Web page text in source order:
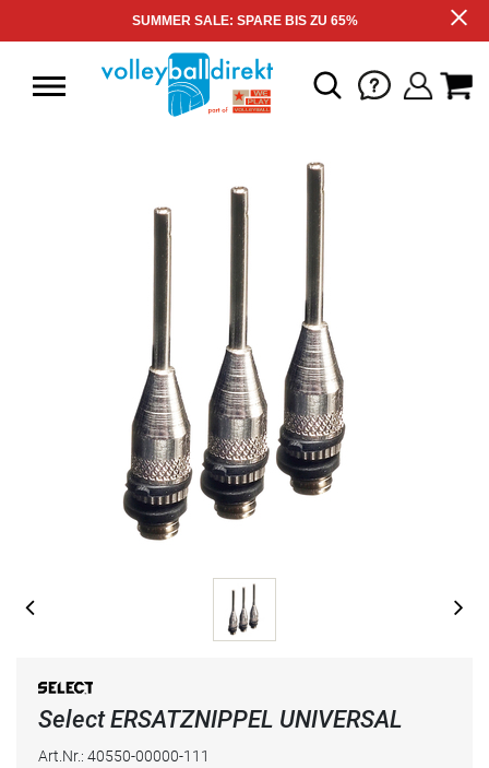
SUMMER SALE: SPARE BIS ZU 65%
Select ERSATZNIPPEL UNIVERSAL
Art.Nr.: 40550-00000-111